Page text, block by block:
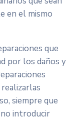
en el mismo
que
por los daños y
siempre que
introducir